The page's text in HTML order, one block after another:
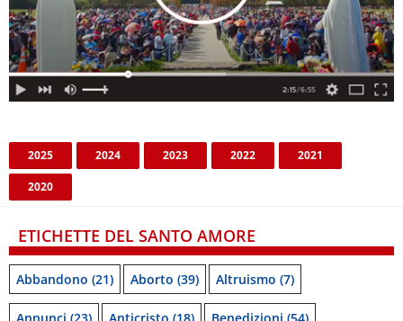
2025 2024 2023 2022 2021
2020
ETICHETTE DEL SANTO AMORE
Abbandono (21) Aborto (39) Altruismo (7)